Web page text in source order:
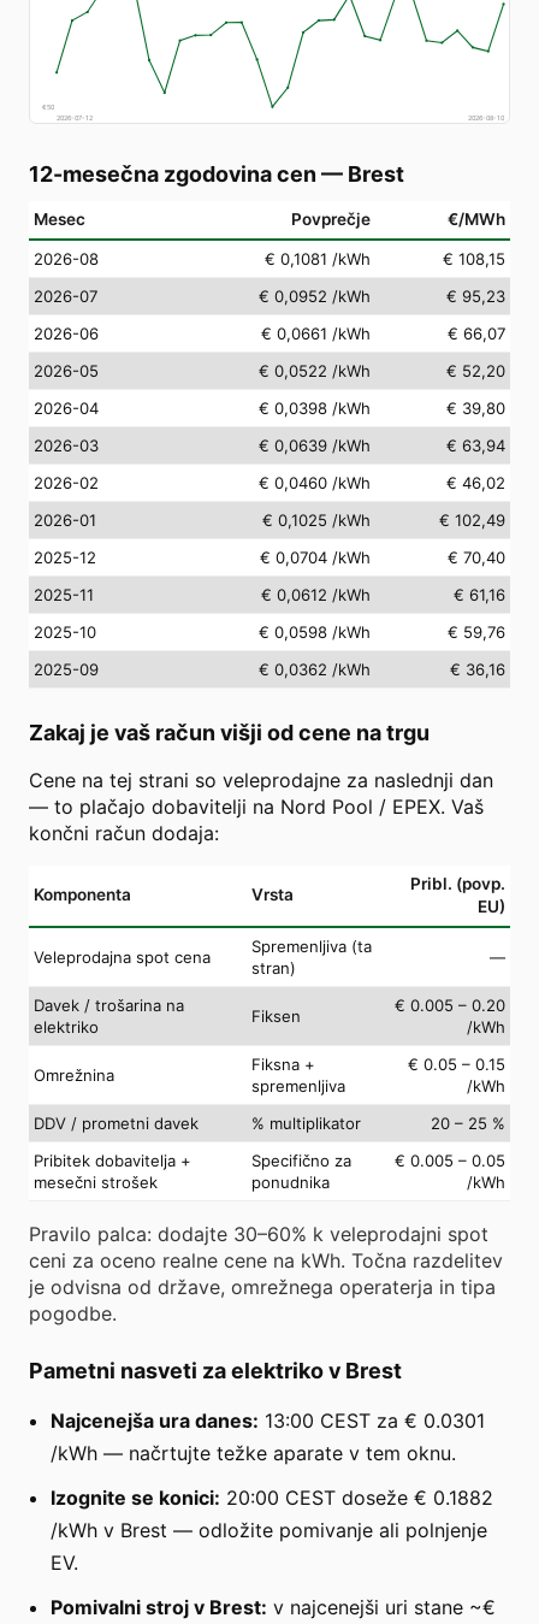
€50
2026-07-12
2026-08-10
12-mesečna zgodovina cen — Brest
Mesec Povprečje €/MWh
2026-08 € 0,1081 /kWh
€ 108,15
2026-07
€ 0,0952 /kWh
€ 95,23
2026-06
€ 0,0661 /kWh
€ 66,07
2026-05
€ 0,0522 /kWh
€ 52,20
2026-04
€ 0,0398 /kWh
€ 39,80
2026-03
€ 0,0639 /kWh
€ 63,94
2026-02
€ 0,0460 /kWh
€ 46,02
2026-01
€ 0,1025 /kWh
€ 102,49
2025-12
€ 0,0704 /kWh
€ 70,40
2025-11
€ 0,0612 /kWh
€ 61,16
2025-10
€ 0,0598 /kWh
€ 59,76
2025-09
€ 0,0362 /kWh € 36,16
Zakaj je vaš račun višji od cene na trgu
Cene na tej strani so veleprodajne za naslednji dan
— to plačajo dobavitelji na Nord Pool / EPEX. Vaš
končni račun dodaja:
Komponenta Vrsta
Pribl. (povp.
EU)
Veleprodajna spot cena
Spremenljiva (ta
stran)
—
Davek / trošarina na
elektriko
Fiksen
€ 0.005 – 0.20
/kWh
Omrežnina
Fiksna +
spremenljiva
€ 0.05 – 0.15
/kWh
DDV / prometni davek
% multiplikator
20 – 25 %
Pribitek dobavitelja +
mesečni strošek
Specifično za
ponudnika
€ 0.005 – 0.05
/kWh
Pravilo palca: dodajte 30–60% k veleprodajni spot
ceni za oceno realne cene na kWh. Točna razdelitev
je odvisna od države, omrežnega operaterja in tipa
pogodbe.
Pametni nasveti za elektriko v Brest
Najcenejša ura danes: 13:00 CEST za € 0.0301
/kWh — načrtujte težke aparate v tem oknu.
Izognite se konici: 20:00 CEST doseže € 0.1882
/kWh v Brest — odložite pomivanje ali polnjenje
EV.
Pomivalni stroj v Brest: v najcenejši uri stane ~€